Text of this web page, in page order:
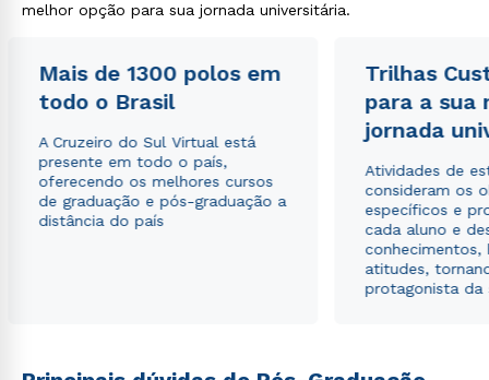
melhor opção para sua jornada universitária.
Mais de 1300 polos em
todo o Brasil
A Cruzeiro do Sul Virtual está
presente em todo o país,
oferecendo os melhores cursos
de graduação e pós-graduação a
distância do país
Trilhas
para a sua
jornada
Atividades de
consideram os
específicos e
cada aluno e
conhecimentos,
atitudes,
protagonista da
autorizo que meus dados sejam utilizados para o
envio de conteúdos da Cruzeiro do Sul.